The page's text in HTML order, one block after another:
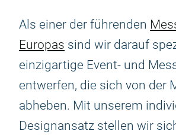
Als einer der führenden
Europas sind wir darauf
einzigartige Event- und
entwerfen, die sich von der
abheben. Mit unserem
Designansatz stellen wir